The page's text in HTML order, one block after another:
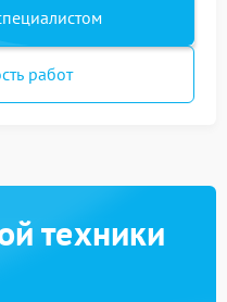
работ
техники